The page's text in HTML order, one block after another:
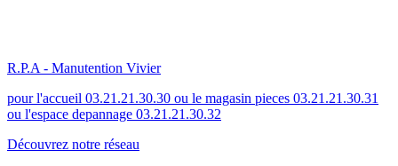
R.P.A - Manutention Vivier
pour l'accueil 03.21.21.30.30 ou le magasin pieces 03.21.21.30.31
ou l'espace depannage 03.21.21.30.32
Découvrez notre réseau